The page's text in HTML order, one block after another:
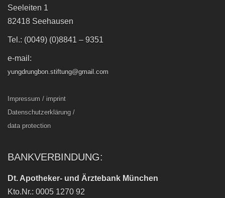
Seeleiten 1
82418 Seehausen
Tel.: (0049) (0)8841 – 9351
e-mail:
yungdrungbon.stiftung@gmail.com
Impressum / imprint
Datenschutzerklärung /
data protection
BANKVERBINDUNG:
Dt. Apotheker- und Ärztebank München
Kto.Nr.: 0005 1270 92